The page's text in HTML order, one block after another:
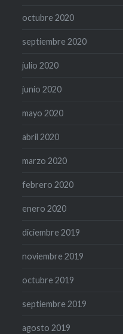
octubre 2020
septiembre 2020
julio 2020
junio 2020
mayo 2020
abril 2020
marzo 2020
febrero 2020
enero 2020
diciembre 2019
noviembre 2019
octubre 2019
septiembre 2019
agosto 2019